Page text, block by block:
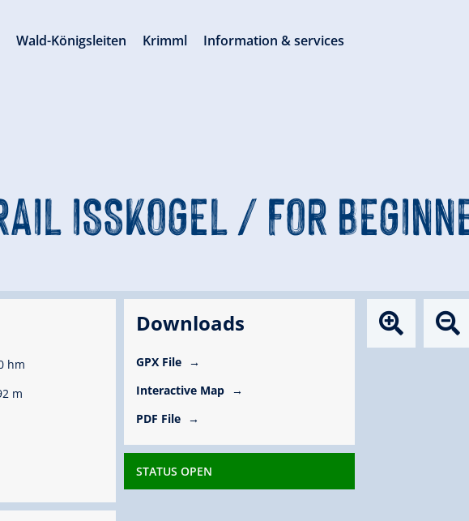
ISSKOGEL / FOR
hm
m
Downloads
GPX File
Interactive Map
PDF File
STATUS OPEN
Wald-Königsleiten Krimml Information & services